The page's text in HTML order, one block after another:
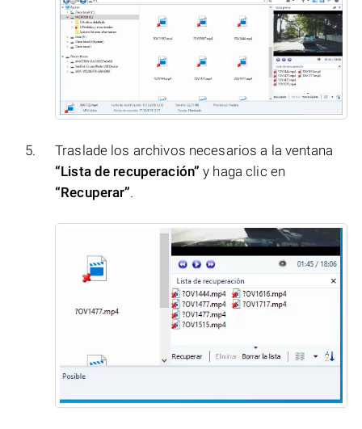
Traslade los archivos necesarios a la ventana
“Lista de recuperación” y haga clic en
“Recuperar”.